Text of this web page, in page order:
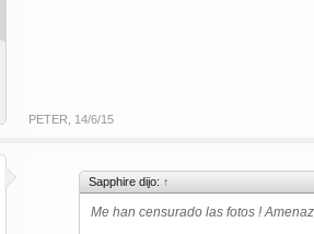
PETER 14/6/15
Sapphire dijo: ↑
Me han censurado las fotos !